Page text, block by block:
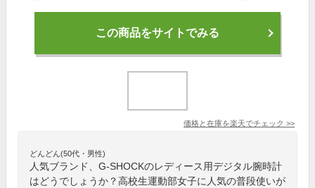
この商品をサイトでみる
価格と在庫を楽天でチェック >>
どんどん(50代・男性)
人気ブランド、G-SHOCKのレディース用デジタル腕時計
はどうでしょうか？高校生運動部女子に人気の普段使いが